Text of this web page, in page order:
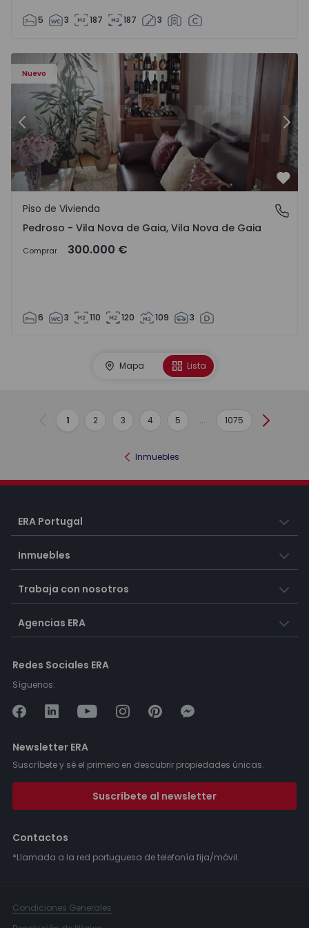
5 3 187 187 3
Nuevo
- 1575635 - 12
Piso de Vivienda T6 Vila Nova de Gaia, Pedroso e
Anterior
Pedroso - Vila Nova de Gaia, Vila Nova de Gaia
Piso de Vivienda
Pedroso - Vila Nova de Gaia, Vila Nova de Gaia
Comprar 300.000 €
6 3 110 120 109 3
Mapa Lista
Anterior
1 2 3 4 5 ... 1075
Inmuebles
ERA Portugal
Inmuebles
Trabaja con nosotros
Agencias ERA
Redes Sociales ERA
Síguenos:
Newsletter ERA
Suscríbete y sé el primero en descubrir propiedades únicas.
Suscríbete al newsletter
Contactos
*Llamada a la red portuguesa de telefonía fija/móvil.
Condiciones Generales